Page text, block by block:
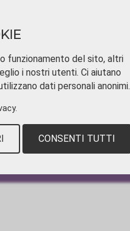
CONTATTI
funzionamento del sito, altri
i nostri utenti. Ci aiutano
dati personali anonimi.
.
CONSENTI TUTTI